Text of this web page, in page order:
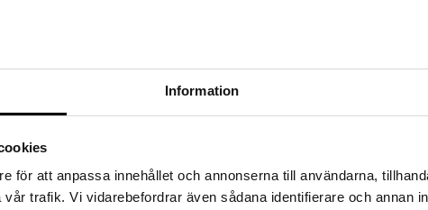
Information
för att anpassa innehållet och annonserna till användarna,
trafik. Vi vidarebefordrar även sådana identifierare och annan
ale-löydöt »
liukenee nopeasti veteen. Se
muut markkinoilla olevat ja siinä on ehdottomasti
eikä Kiinassa kuten useimmat muut
HELHETSHÄLSA